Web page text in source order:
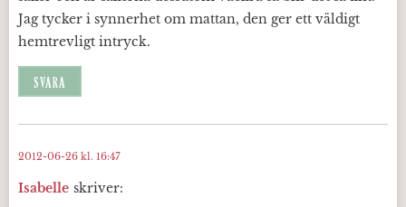
Jag tycker i synnerhet om mattan, den ger ett väldigt
hemtrevligt intryck.
SVARA
Isabelle skriver:
2012-06-26 kl. 16:47